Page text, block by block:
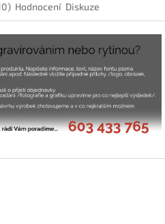
Hodnocení Diskuze